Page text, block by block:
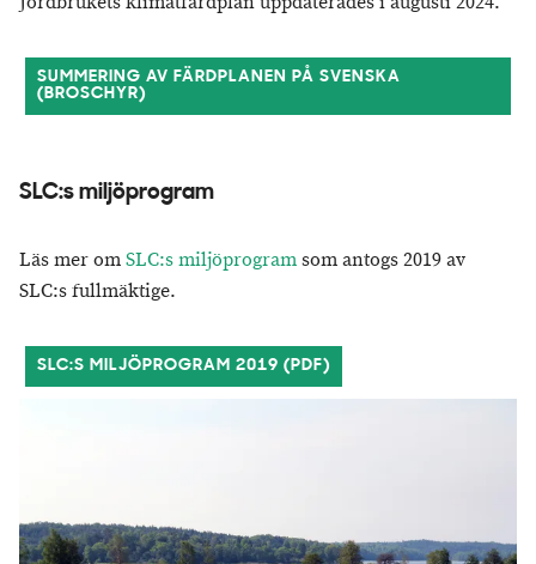
SUMMERING AV FÄRDPLANEN PÅ SVENSKA
(BROSCHYR)
SLC:s miljöprogram
Läs mer omSLC:s miljöprogramsom antogs 2019 av
SLC:s fullmäktige.
SLC:S MILJÖPROGRAM 2019 (PDF)